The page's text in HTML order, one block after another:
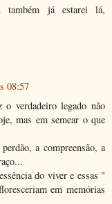
também já estarei lá,
08:57
o verdadeiro legado não
mas em semear o que
a compreensão, a
do viver e essas "
em memórias